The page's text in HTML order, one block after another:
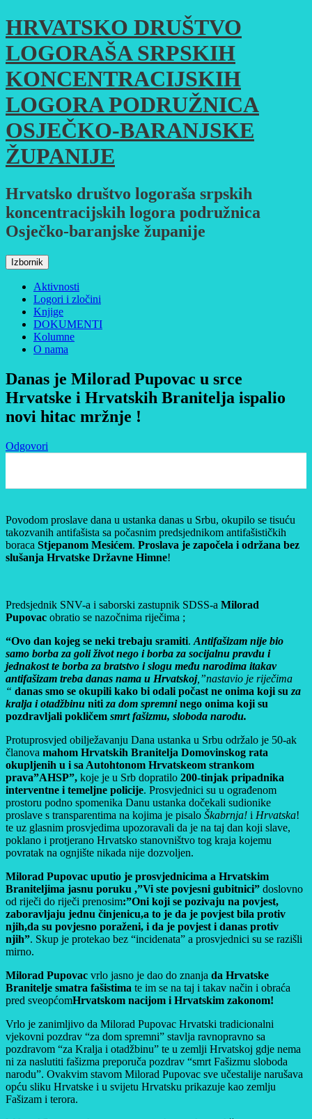
Skoči
do
sadržaja
HRVATSKO DRUŠTVO
LOGORAŠA SRPSKIH
KONCENTRACIJSKIH
LOGORA PODRUŽNICA
OSJEČKO-BARANJSKE
ŽUPANIJE
Hrvatsko društvo logoraša srpskih
koncentracijskih logora podružnica
Osječko-baranjske županije
Izbornik
Aktivnosti
Logori i zločini
Knjige
DOKUMENTI
Kolumne
O nama
Danas je Milorad Pupovac u srce
Hrvatske i Hrvatskih Branitelja ispalio
novi hitac mržnje !
Odgovori
Povodom proslave dana u ustanka danas u Srbu, okupilo se tisuću
takozvanih antifašista sa počasnim predsjednikom antifašističkih
boraca Stjepanom Mesićem. Proslava je započela i održana bez
slušanja Hrvatske Državne Himne!
Predsjednik SNV-a i saborski zastupnik SDSS-a Milorad
Pupovac obratio se nazočnima riječima ;
“Ovo dan kojeg se neki trebaju sramiti. Antifašizam nije bio
samo borba za goli život nego i borba za socijalnu pravdu i
jednakost te borba za bratstvo i slogu među narodima itakav
antifašizam treba danas nama u Hrvatskoj,”nastavio je riječima
“ danas smo se okupili kako bi odali počast ne onima koji su za
kralja i otadžbinu niti za dom spremninego onima koji su
pozdravljali pokličem smrt fašizmu, sloboda narodu.
Protuprosvjed obilježavanju Dana ustanka u Srbu održalo je 50-ak
članova mahom Hrvatskih Branitelja Domovinskog rata
okupljenih u i sa Autohtonom Hrvatskeom strankom
prava”AHSP”, koje je u Srb dopratilo 200-tinjak pripadnika
interventne i temeljne policije. Prosvjednici su u ograđenom
prostoru podno spomenika Danu ustanka dočekali sudionike
proslave s transparentima na kojima je pisalo Škabrnja! i Hrvatska!
te uz glasnim prosvjedima upozoravali da je na taj dan koji slave,
poklano i protjerano Hrvatsko stanovništvo tog kraja kojemu
povratak na ognjište nikada nije dozvoljen.
Milorad Pupovac uputio je prosvjednicima a Hrvatskim
Braniteljima jasnu poruku ,”Vi ste povjesni gubitnici” doslovno
od riječi do riječi prenosim:”Oni koji se pozivaju na povjest,
zaboravljaju jednu činjenicu,a to je da je povjest bila protiv
njih,da su povjesno poraženi, i da je povjest i danas protiv
njih”. Skup je protekao bez “incidenata” a prosvjednici su se razišli
mirno.
Milorad Pupovac vrlo jasno je dao do znanja da Hrvatske
Branitelje smatra fašistima te im se na taj i takav način i obraća
pred sveopćomHrvatskom nacijom i Hrvatskim zakonom!
Vrlo je zanimljivo da Milorad Pupovac Hrvatski tradicionalni
vjekovni pozdrav “za dom spremni” stavlja ravnopravno sa
pozdravom “za Kralja i otadžbinu” te u zemlji Hrvatskoj gdje nema
ni za naslutiti fašizma preporuča pozdrav “smrt Fašizmu sloboda
narodu”. Ovakvim stavom Milorad Pupovac sve učestalije narušava
opću sliku Hrvatske i u svijetu Hrvatsku prikazuje kao zemlju
Fašizam i terora.